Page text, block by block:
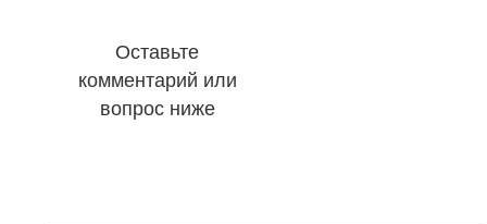
Оставьте
комментарий или
вопрос ниже